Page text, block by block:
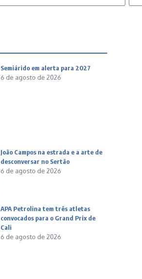
Semiárido em alerta para 2027
6 de agosto de 2026
João Campos na estrada e a arte de
desconversar no Sertão
6 de agosto de 2026
APA Petrolina tem três atletas
convocados para o Grand Prix de
Cali
6 de agosto de 2026